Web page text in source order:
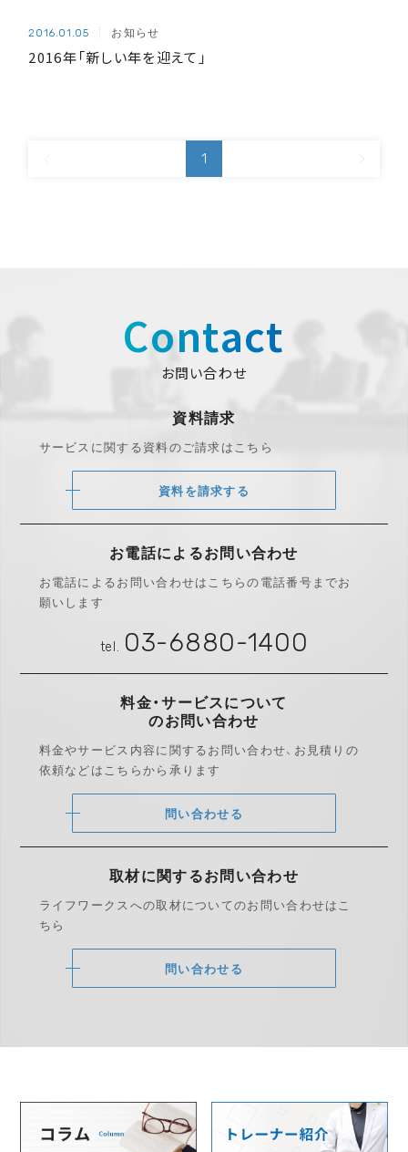
2016.01.05 お知らせ
2016年「新しい年を迎えて」
1
Contact
お問い合わせ
資料請求
サービスに関する資料のご請求はこちら
資料を請求する
お電話によるお問い合わせ
お電話によるお問い合わせはこちらの電話番号までお
願いします
tel. 03-6880-1400
料金・サービスについて
のお問い合わせ
料金やサービス内容に関するお問い合わせ、 お見積りの
依頼などはこちらから承ります
問い合わせる
取材に関するお問い合わせ
ライフワークスへの取材についてのお問い合わせはこ
ちら
問い合わせる